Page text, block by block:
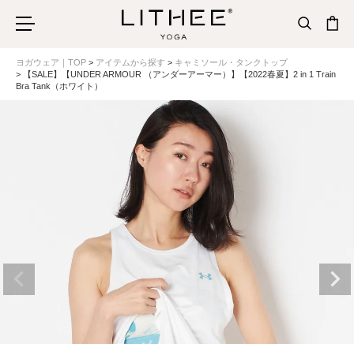
ヨガウェア｜TOP アイテムから探す
キャミソール・タンクトップ
【SALE】【UNDER ARMOUR （アンダーアーマー）】【2022春夏】2 in 1 Train
Bra Tank（ホワイト）